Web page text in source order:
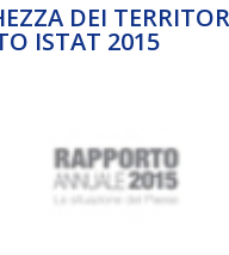
DEI
ISTAT 2015